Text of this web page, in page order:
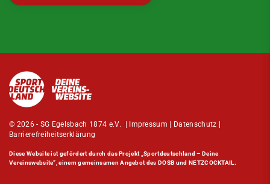
© 2026 - SG Egelsbach 1874 e.V. | Impressum Datenschutz
Barrierefreiheitserklärung
Diese Website ist gefördert durch das Projekt„Sportdeutschland – Deine
Vereinswebsite”, einem gemeinsamen Angebot des DOSB und NETZCOCKTAIL.